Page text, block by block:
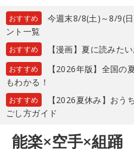
おすすめ
今週末8/8(土)～8/9(
ント一覧
おすすめ 【漫画】夏に読みた
おすすめ
【2026年版】全国の
もわかる！
おすすめ
【2026夏休み】おう
ごし方ガイド
能楽×空手×組